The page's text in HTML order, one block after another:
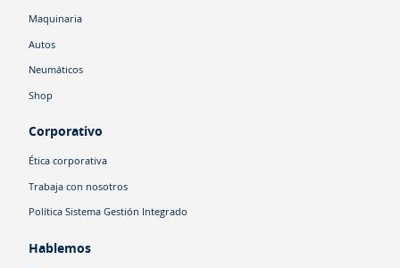
Maquinaria
Autos
Neumáticos
Shop
Corporativo
Ética corporativa
Trabaja con nosotros
Política Sistema Gestión Integrado
Hablemos